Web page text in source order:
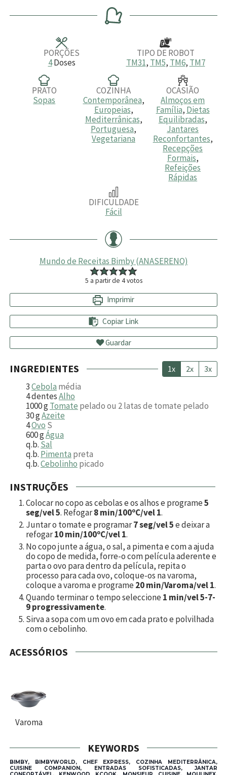
u
n
u
t
u
PORÇÕES
4 Doses
TIPO DE ROBOT
TM31, TM5, TM6, TM7
PRATO
Sopas
COZINHA
Contemporânea,
Europeias,
Mediterrânicas,
Portuguesa,
Vegetariana
OCASIÃO
Almoços em
Família, Dietas
Equilibradas,
Jantares
Reconfortantes,
Recepções
Formais,
Refeições
Rápidas
DIFICULDADE
Fácil
Mundo de Receitas Bimby (ANASERENO)
5 a partir de 4votos
Imprimir
Copiar Link
Guardar
INGREDIENTES 1x 2x 3x
3Cebola média
4dentesAlho
1000gTomate pelado ou 2 latas de tomate pelado
30gAzeite
4Ovo S
600gÁgua
q.b. Sal
q.b. Pimenta preta
q.b.Cebolinho picado
INSTRUÇÕES
Colocar no copo as cebolas e os alhos e programe5
seg/vel 5. Refogar8 min/100ºC/vel 1.
Juntar o tomate e programar7 seg/vel 5e deixar a
refogar10 min/100ºC/vel 1.
No copo junte a água, o sal, a pimenta e com a ajuda
do copo de medida, forre-o com película aderente e
parta o ovo para dentro da película, repita o
processo para cada ovo, coloque-os na varoma,
coloque a varoma e programe20 min/Varoma/vel 1.
Quando terminar o tempo seleccione1 min/vel 5-7-
9 progressivamente.
Sirva a sopa com um ovo em cada prato e polvilhada
com o cebolinho.
ACESSÓRIOS
Varoma
KEYWORDS
BIMBY, BIMBYWORLD, CHEF EXPRESS, COZINHA MEDITERRÂNICA,
CUISINE COMPANION, ENTRADAS SOFISTICADAS, JANTAR